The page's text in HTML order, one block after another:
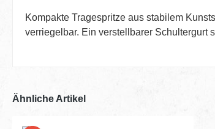
Kompakte Tragespritze aus stabilem
verriegelbar. Ein verstellbarer Schultergurt
Ähnliche Artikel